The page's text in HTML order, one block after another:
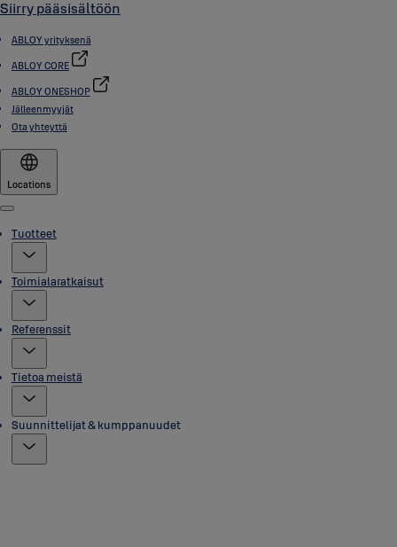
Siirry pääsisältöön
ABLOY yrityksenä
ABLOY CORE
ABLOY ONESHOP
Jälleenmyyjät
Ota yhteyttä
Locations
Menu
Tuotteet
Toimialaratkaisut
Referenssit
Tietoa meistä
Suunnittelijat & kumppanuudet